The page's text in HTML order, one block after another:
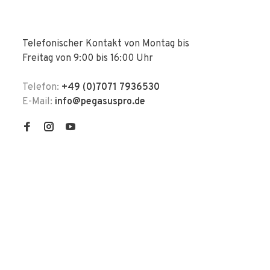
Telefonischer Kontakt von Montag bis
Freitag von 9:00 bis 16:00 Uhr
Telefon: +49 (0)7071 7936530
E-Mail: info@pegasuspro.de